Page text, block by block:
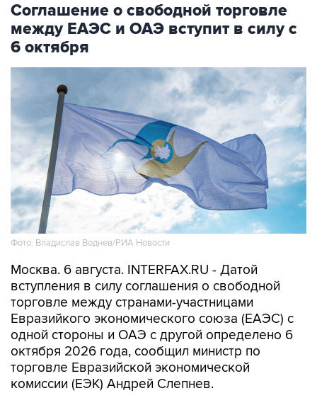
Соглашение о свободной торговле
между ЕАЭС и ОАЭ вступит в силу с
6 октября
Фото: Владислав Воднев/РИА Новости
Москва. 6 августа. INTERFAX.RU - Датой
вступления в силу соглашения о свободной
торговле между странами-участницами
Евразийкого экономического союза (ЕАЭС) с
одной стороны и ОАЭ с другой определено 6
октября 2026 года, сообщил министр по
торговле Евразийской экономической
комиссии (ЕЭК) Андрей Слепнев.